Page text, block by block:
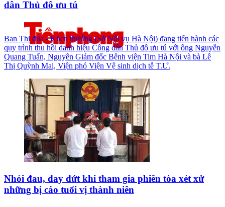
dân Thủ đô ưu tú
Ban Thi đua - Khen thưởng (Sở Nội vụ Hà Nội) đang tiến hành các
quy trình thu hồi danh hiệu Công dân Thủ đô ưu tú với ông Nguyễn
Quang Tuấn, Nguyên Giám đốc Bệnh viện Tim Hà Nội và bà Lê
Thị Quỳnh Mai, Viện phó Viện Vệ sinh dịch tễ T.Ư.
Nhói đau, day dứt khi tham gia phiên tòa xét xử
những bị cáo tuổi vị thành niên